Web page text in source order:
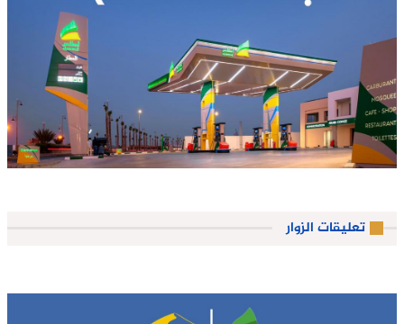
تعليقات الزوار